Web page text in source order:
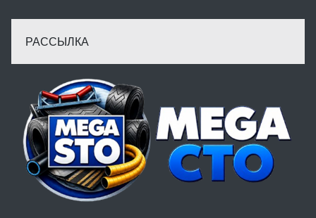
РАССЫЛКА